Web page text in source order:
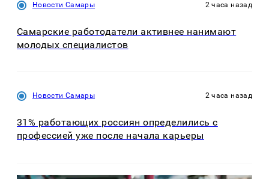
Новости Самары 2 часа назад
Самарские работодатели активнее нанимают
молодых специалистов
Новости Самары 2 часа назад
31% работающих россиян определились с
профессией уже после начала карьеры